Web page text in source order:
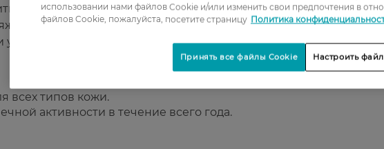
кожу.
всех типов кожи.
активности в течение всего года.
использовании нами файлов Cookie и/или изменить свои предпочтения в
файлов Cookie, пожалуйста, посетите страницу Политика
Настроить
Принять все файлы Cookie